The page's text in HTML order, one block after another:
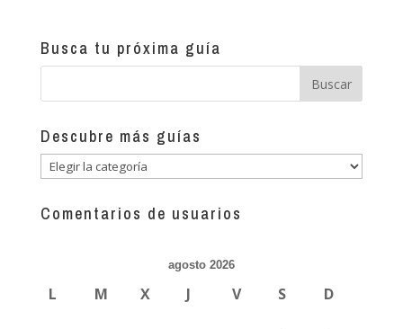
Busca tu próxima guía
Descubre más guías
Descubre
guías
Comentarios de usuarios
agosto 2026
L M X J V S D